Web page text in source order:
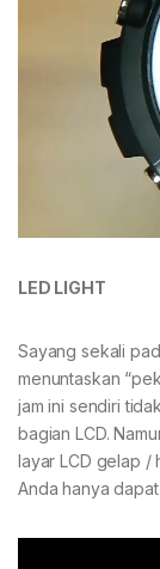
LED LIGHT
Sayang sekali
menuntaskan
jam ini sendiri
bagian LCD.
layar LCD gelap /
Anda hanya